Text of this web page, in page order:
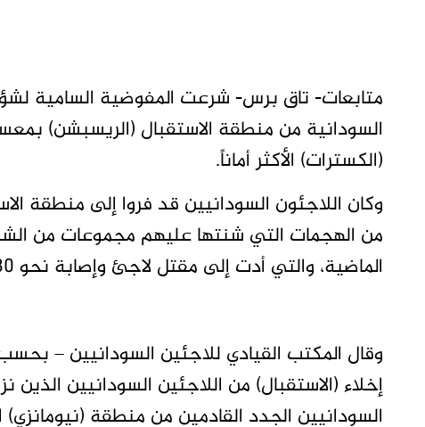
متابعات- تاق برس- شرعت المفوضية السامية
السودانية من منطقة الاستقبال (الريسبشن)
(الكسترات) الأكثر أماناً.
وكان اللاجئون السودانيين قد فروا إلى منطقة
من الهجمات التي شنتها عليهم مجموعات من
الماضية، والتي أدت إلى مقتل لاجئ وإصابة نحو 30 آخرين.
وقال المكتب القيادي للاجئين السودانيين –
إخلاء (الاستقبال) من اللاجئين السودانيين
السودانيين الجدد القادمين من منطقة